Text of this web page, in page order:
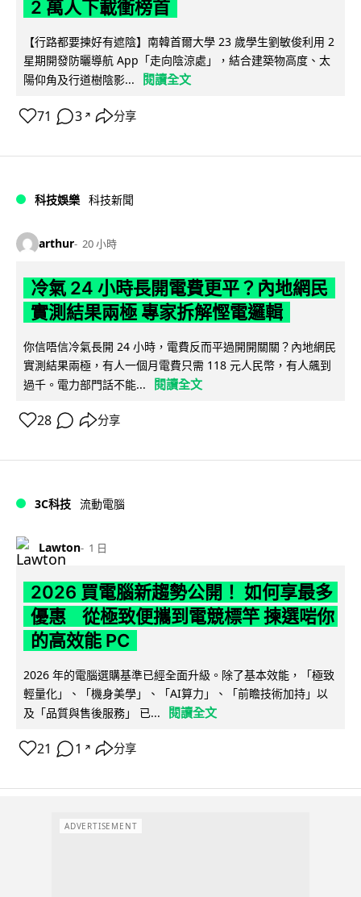
2 萬人下載衝榜首
【行路都要揀好有遮陰】南韓首爾大學 23 歲學生劉敏俊利用 2
星期開發防曬導航 App「走向陰涼處」，結合建築物高度、太
陽仰角及行道樹陰影...
閱讀全文
71 3 ↗ 分享
科技娛樂 科技新聞
arthur 20 小時
冷氣 24 小時長開電費更平？內地網民
實測結果兩極 專家拆解慳電邏輯
你信唔信冷氣長開 24 小時，電費反而平過開開關關？內地網民
實測結果兩極，有人一個月電費只需 118 元人民幣，有人飆到
過千。電力部門話不能...
閱讀全文
28 分享
3C科技 流動電腦
Lawton 1 日
2026 買電腦新趨勢公開！ 如何享最多
優惠 從極致便攜到電競標竿 揀選啱你
的高效能 PC
2026 年的電腦選購基準已經全面升級。除了基本效能，「極致
輕量化」、「機身美學」、「AI算力」、「前瞻技術加持」以
及「品質與售後服務」 已...
閱讀全文
21 1 ↗ 分享
ADVERTISEMENT